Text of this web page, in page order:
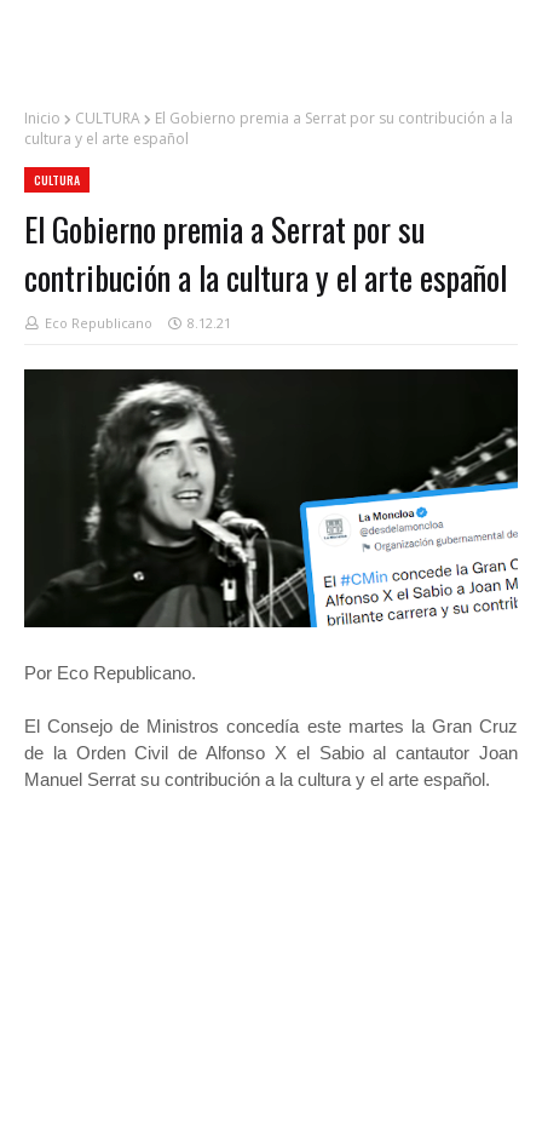
Inicio CULTURA
El Gobierno premia a Serrat por su contribución a la
cultura y el arte español
CULTURA
El Gobierno premia a Serrat por su
contribución a la cultura y el arte español
Eco Republicano 8.12.21
Por Eco Republicano.
El Consejo de Ministros concedía este martes la Gran Cruz
de la Orden Civil de Alfonso X el Sabio al cantautor Joan
Manuel Serrat su contribución a la cultura y el arte español.